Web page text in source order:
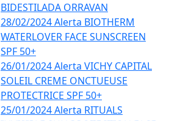
BIDESTILADA ORRAVAN
28/02/2024 Alerta BIOTHERM
WATERLOVER FACE SUNSCREEN
SPF 50+
26/01/2024 Alerta VICHY CAPITAL
SOLEIL CREME ONCTUEUSE
PROTECTRICE SPF 50+
25/01/2024 Alerta RITUALS